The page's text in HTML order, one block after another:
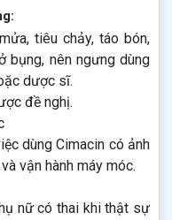
tiêu chảy, táo bón,
bụng, nên ngưng dùng
dược sĩ.
đề nghị.
dùng Cimacin có ảnh
vận hành máy móc.
nữ có thai khi thật sự